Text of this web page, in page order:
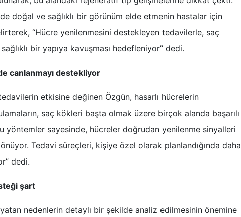
doğal ve sağlıklı bir görünüm elde etmenin hastalar için
“Hücre yenilenmesini destekleyen tedavilerle, saç
bir yapıya kavuşması hedefleniyor” dedi.
canlanmayı destekliyor
etkisine değinen Özgün, hasarlı hücrelerin
saç kökleri başta olmak üzere birçok alanda başarılı
yöntemler sayesinde, hücreler doğrudan yenilenme sinyalleri
Tedavi süreçleri, kişiye özel olarak planlandığında daha
dedi.
şart
nedenlerin detaylı bir şekilde analiz edilmesinin önemine